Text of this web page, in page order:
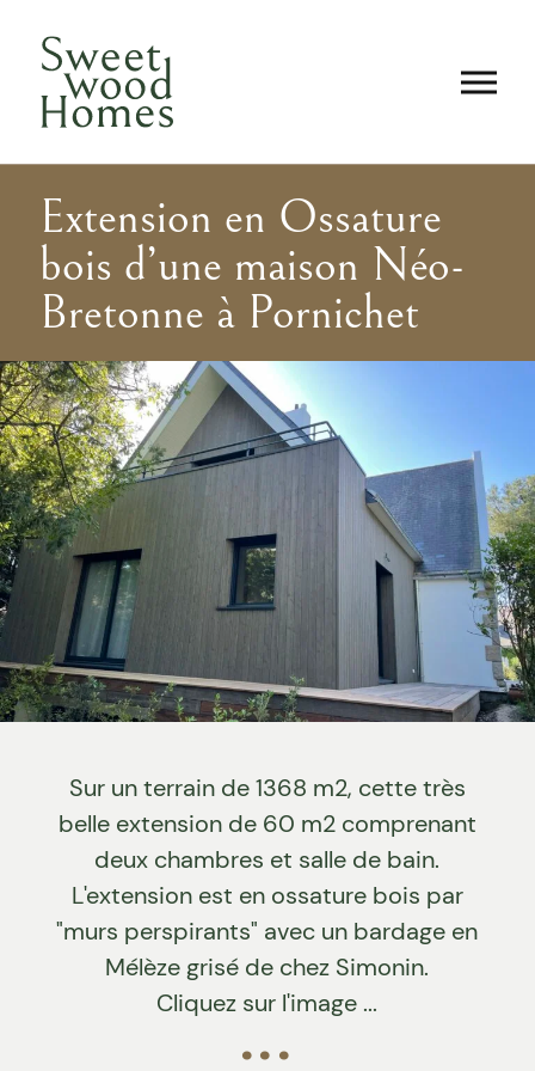
Extension en Ossature
bois d’une maison Néo-
Bretonne à Pornichet
Sur un terrain de 1368 m2, cette très
belle extension de 60 m2 comprenant
deux chambres et salle de bain.
L'extension est en ossature bois par
"murs perspirants" avec un bardage en
Mélèze grisé de chez Simonin.
Cliquez sur l'image ...